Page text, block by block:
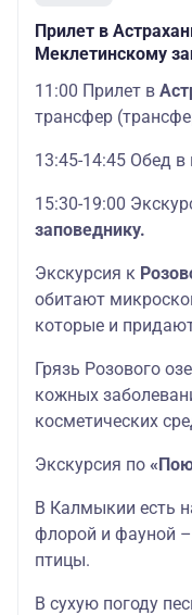
Прилет в
Меклетинскому
11:00 Прилет в
трансфер
13:45-14:45 Обед в
15:30-19:00
заповеднику.
Экскурсия к
обитают
которые и
Грязь Розового
кожных
косметических
Экскурсия по
В Калмыкии есть
флорой и фауной
птицы.
В сухую погоду